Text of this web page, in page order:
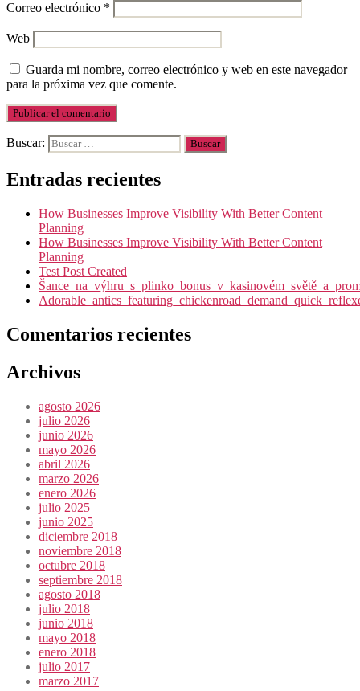
Correo electrónico *
Web
Guarda mi nombre, correo electrónico y web en este navegador
para la próxima vez que comente.
Buscar:
Entradas recientes
How Businesses Improve Visibility With Better Content
Planning
How Businesses Improve Visibility With Better Content
Planning
Test Post Created
Comentarios recientes
Archivos
agosto 2026
julio 2026
junio 2026
mayo 2026
abril 2026
marzo 2026
enero 2026
julio 2025
junio 2025
diciembre 2018
noviembre 2018
octubre 2018
septiembre 2018
agosto 2018
julio 2018
junio 2018
mayo 2018
enero 2018
julio 2017
marzo 2017